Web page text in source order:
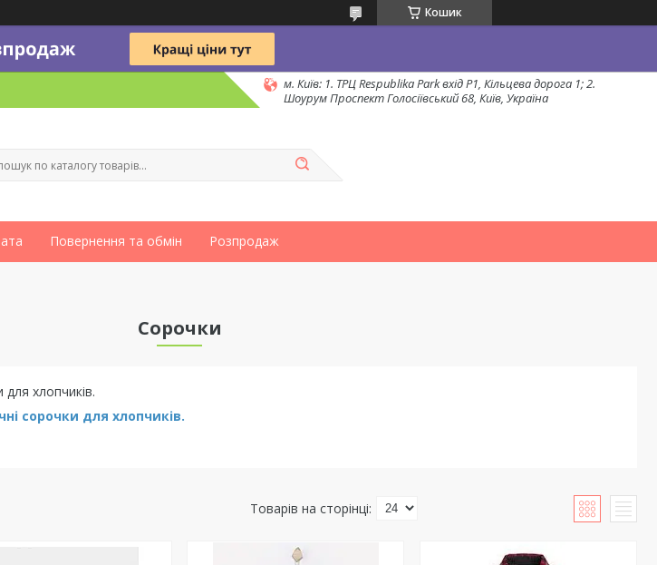
Кошик
м. Київ: 1. ТРЦ Respublika Park вхід P1, Кільцева дорога 1; 2.
Шоурум Проспект Голосіївський 68, Київ, Україна
Повернення та обмін Розпродаж
Сорочки
для хлопчиків.
сорочки для хлопчиків.